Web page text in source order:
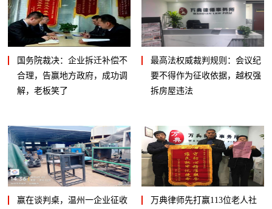
国务院裁决：企业拆迁补偿不
合理，告赢地方政府，成功调
解，老板笑了
最高法权威裁判规则：会议纪
要不得作为征收依据，越权强
拆房屋违法
赢在谈判桌，温州一企业征收
万典律师先打赢113位老人社